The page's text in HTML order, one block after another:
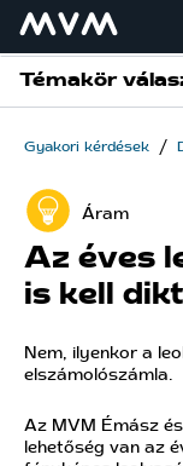
Témakör
Gyakori kérdések /
Áram
Az éves
is kell
Nem, ilyenkor a
elszámolószámla.
Az MVM Émász
lehetőség van az